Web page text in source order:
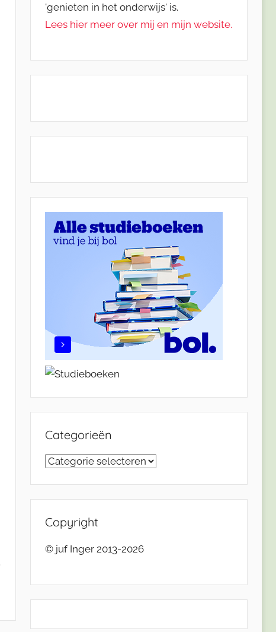
'genieten in het onderwijs' is.
Lees hier meer over mij en mijn website.
Categorieën
Categorieën
Copyright
© juf Inger 2013-2026